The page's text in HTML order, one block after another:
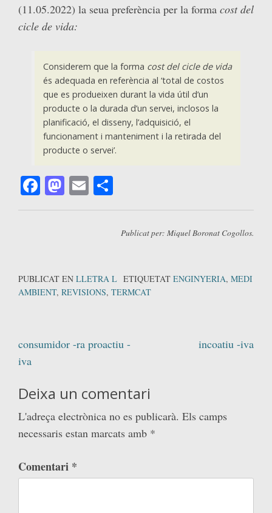
(11.05.2022) la seua preferència per la forma cost del
cicle de vida:
Considerem que la forma cost del cicle de vida
és adequada en referència al ‘total de costos
que es produeixen durant la vida útil d’un
producte o la durada d’un servei, inclosos la
planificació, el disseny, l’adquisició, el
funcionament i manteniment i la retirada del
producte o servei’.
Facebook
Mastodon
Email
Publicat per: Miquel Boronat Cogollos.
PUBLICAT EN LLETRA L ETIQUETAT ENGINYERIA, MEDI
AMBIENT, REVISIONS, TERMCAT
Navegació
d'entrades
consumidor -ra proactiu -
iva
incoatiu -iva
Deixa un comentari
L'adreça electrònica no es publicarà. Els camps
necessaris estan marcats amb *
Comentari *